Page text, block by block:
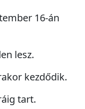
16-án
lesz.
kezdődik.
tart.